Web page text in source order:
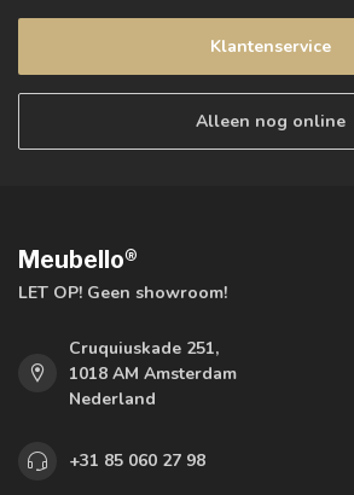
Klantenservice
Alleen nog online
Meubello®
LET OP! Geen showroom!
Cruquiuskade 251,
1018 AM Amsterdam
Nederland
+31 85 060 27 98